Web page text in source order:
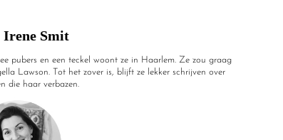
Irene Smit
pubers en een teckel woont ze in Haarlem. Ze zou graag
Lawson. Tot het zover is, blijft ze lekker schrijven over
die haar verbazen.